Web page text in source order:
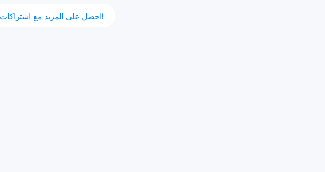
احصل على المزيد مع اشتراكات!